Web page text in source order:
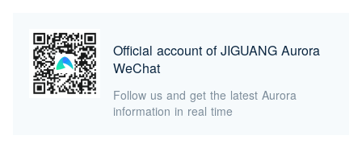
Official account of JIGUANG Aurora
WeChat
Follow us and get the latest Aurora
information in real time